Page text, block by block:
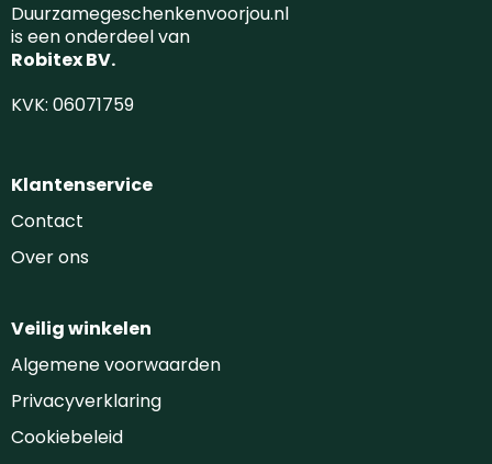
Duurzamegeschenkenvoorjou.nl
is een onderdeel van
Robitex BV.
KVK: 06071759
Klantenservice
Contact
Over ons
Veilig winkelen
Algemene voorwaarden
Privacyverklaring
Cookiebeleid